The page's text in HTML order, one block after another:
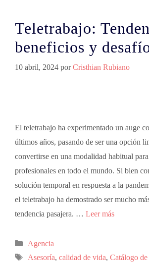
Teletrabajo:
beneficios y
10 abril, 2024 porCristhian Rubiano
El teletrabajo ha experimentado un auge
últimos años, pasando de ser una opción
convertirse en una modalidad habitual
profesionales en todo el mundo. Si bien
solución temporal en respuesta a la
el teletrabajo ha demostrado ser mucho
tendencia pasajera. … Leer más
Agencia
Asesoría, calidad de vida, Catálogo